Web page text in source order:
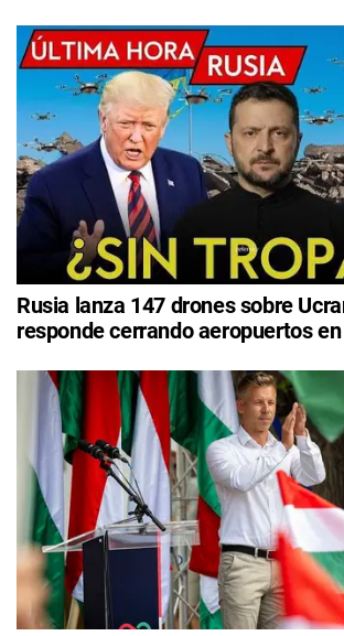
Rusia lanza 147 drones sobre
responde cerrando aeropuertos